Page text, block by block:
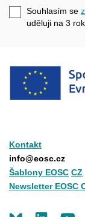
e-
mail
Souhlasím se
uděluji na 3
Kontakt
info@eosc.cz
Šablony EOSC CZ
Newsletter EOSC